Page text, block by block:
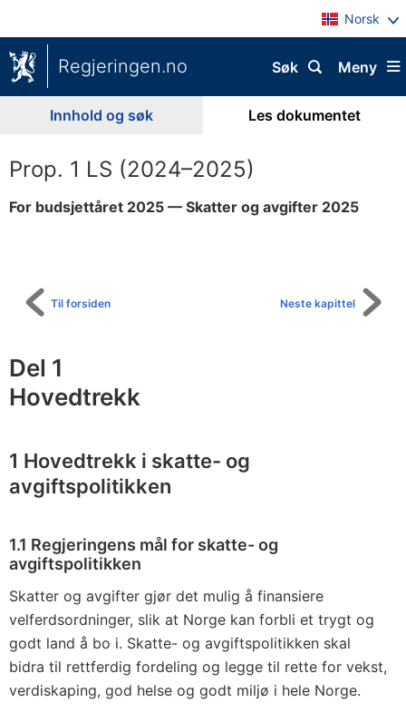
Norsk
Regjeringen.no Meny
Søk
Innhold og søk Les dokumentet
Prop. 1 LS (2024–2025)
For budsjettåret 2025 — Skatter og avgifter 2025
Neste kapittel
Til forsiden
Del 1
Hovedtrekk
1 Hovedtrekk i skatte- og
avgiftspolitikken
1.1 Regjeringens mål for skatte- og
avgiftspolitikken
Skatter og avgifter gjør det mulig å finansiere
velferdsordninger, slik at Norge kan forbli et trygt og
godt land å bo i. Skatte- og avgiftspolitikken skal
bidra til rettferdig fordeling og legge til rette for vekst,
verdiskaping, god helse og godt miljø i hele Norge.